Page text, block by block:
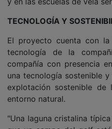
TECNOLOGÍA Y
tecnología de la
compañía con presencia
una tecnología sostenible
explotación sostenible de
entorno natural.
que un campo del golf